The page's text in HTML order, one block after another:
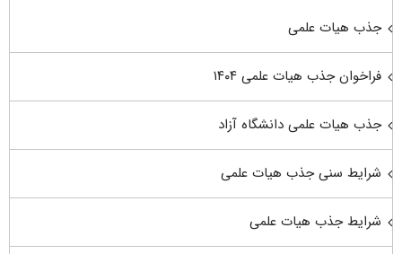
جذب هیات علمی
فراخوان جذب هیات علمی ۱۴۰۴
جذب هیات علمی دانشگاه آزاد
شرایط سنی جذب هیات علمی
شرایط جذب هیات علمی